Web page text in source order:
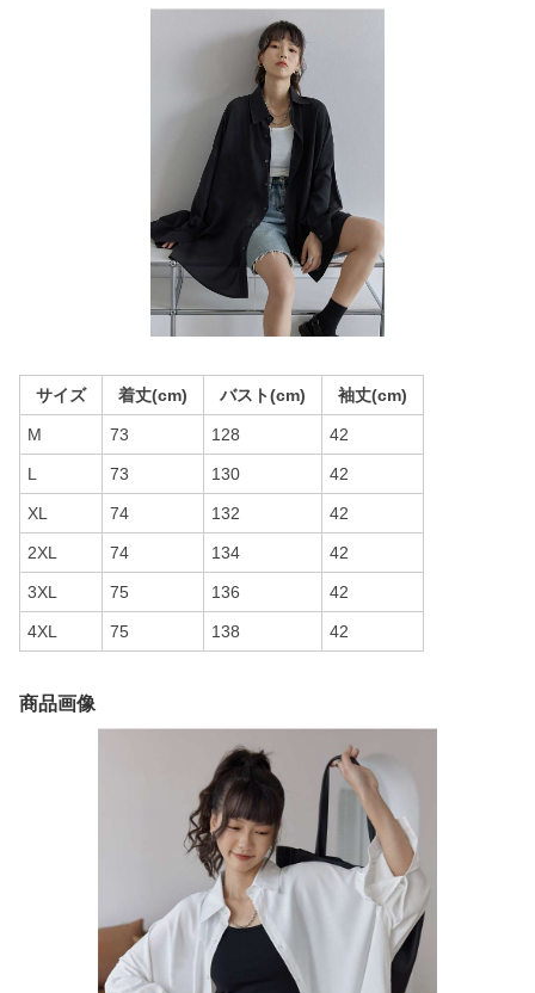
サイズ 着丈(cm) バスト(cm) 袖丈(cm)
M 73 128 42
L 73 130 42
XL 74 132 42
2XL 74 134 42
3XL 75 136 42
4XL 75 138 42
商品画像